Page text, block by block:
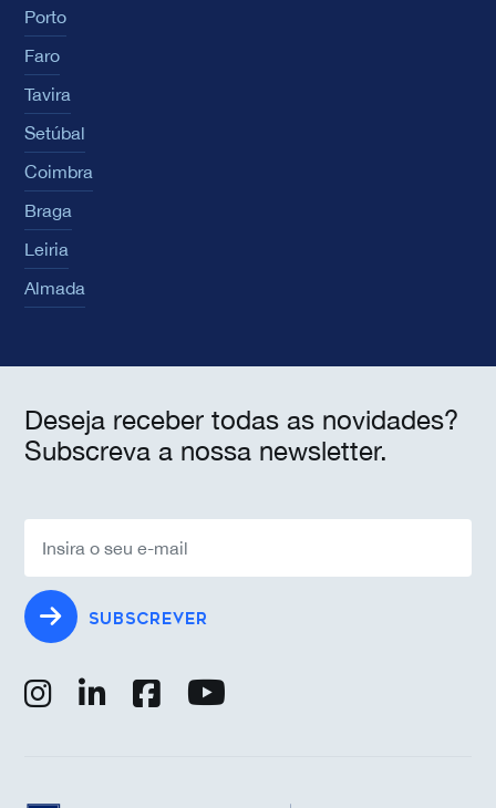
Porto
Faro
Tavira
Setúbal
Coimbra
Braga
Leiria
Almada
Deseja receber todas as novidades?
Subscreva a nossa newsletter.
SUBSCREVER